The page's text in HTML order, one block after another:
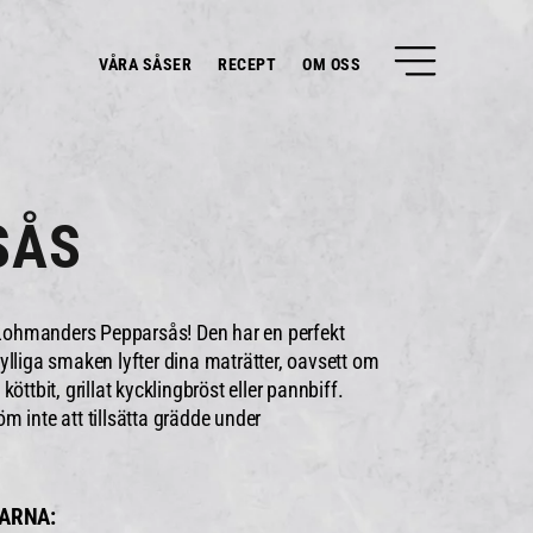
VÅRA SÅSER RECEPT OM OSS
Pepparsås! Den har en perfekt
smaken lyfter dina maträtter, oavsett om
grillat kycklingbröst eller pannbiff.
inte att tillsätta grädde under